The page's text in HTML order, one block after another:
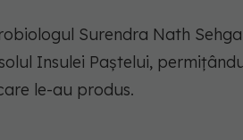
Surendra Nath
Insulei Paștelui,
le-au produs.